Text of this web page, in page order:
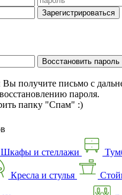
Зарегистрироваться
Восстановить пароль
получите письмо с
пароля.
папку "Спам" :)
Шкафы и стеллажи
Кресла и стулья